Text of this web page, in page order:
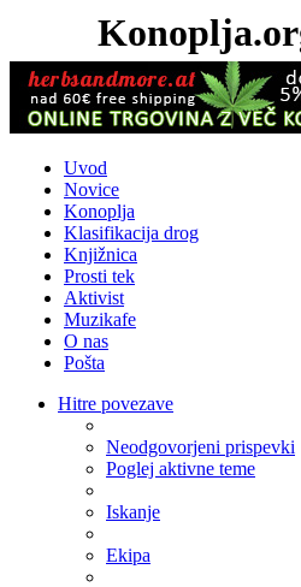
Uvod
Novice
Konoplja
Klasifikacija drog
Knjižnica
Prosti tek
Aktivist
Muzikafe
O nas
Pošta
Hitre povezave
Neodgovorjeni prispevki
Poglej aktivne teme
Iskanje
Ekipa